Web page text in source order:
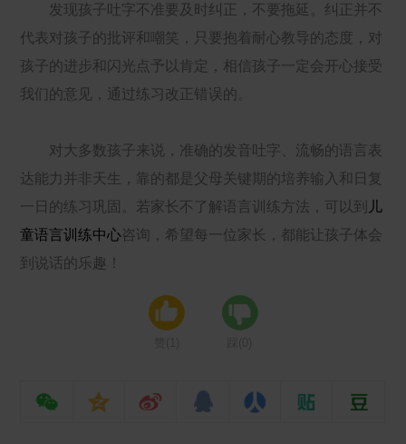
发现孩子吐字不准要及时纠正，不要拖延。纠正并不
代表对孩子的批评和嘲笑，只要抱着耐心教导的态度，对
孩子的进步和闪光点予以肯定，相信孩子一定会开心接受
我们的意见，通过练习改正错误的。
对大多数孩子来说，准确的发音吐字、流畅的语言表
达能力并非天生，靠的都是父母关键期的培养输入和日复
一日的练习巩固。若家长不了解语言训练方法，可以到
儿
童语言训练中心咨询，希望每一位家长，都能让孩子体会
到说话的乐趣！